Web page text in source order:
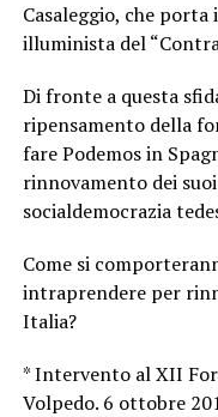
Casaleggio, che
illuminista del
Di fronte a questa
ripensamento della
fare Podemos in
rinnovamento dei
socialdemocrazia
Come si
intraprendere per
Italia?
* Intervento al XII
Volpedo. 6 ottobre